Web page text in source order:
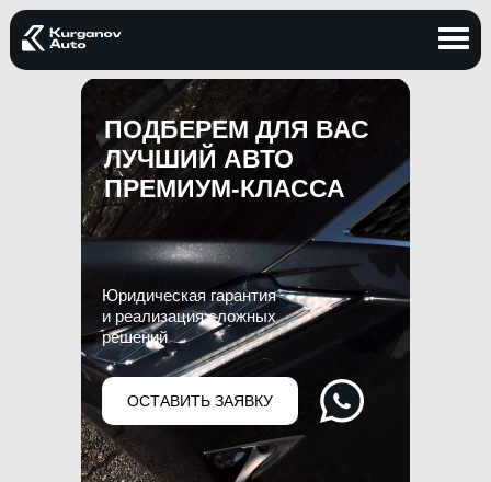
ПОДБЕРЕМ ДЛЯ ВАС
ЛУЧШИЙ АВТО
ПРЕМИУМ-КЛАССА
Юридическая гарантия
и реализация сложных
решений
ОСТАВИТЬ ЗАЯВКУ